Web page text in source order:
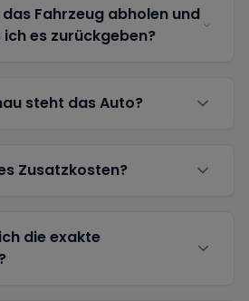
Fahrzeug abholen und
es zurückgeben?
steht das Auto?
Zusatzkosten?
die exakte